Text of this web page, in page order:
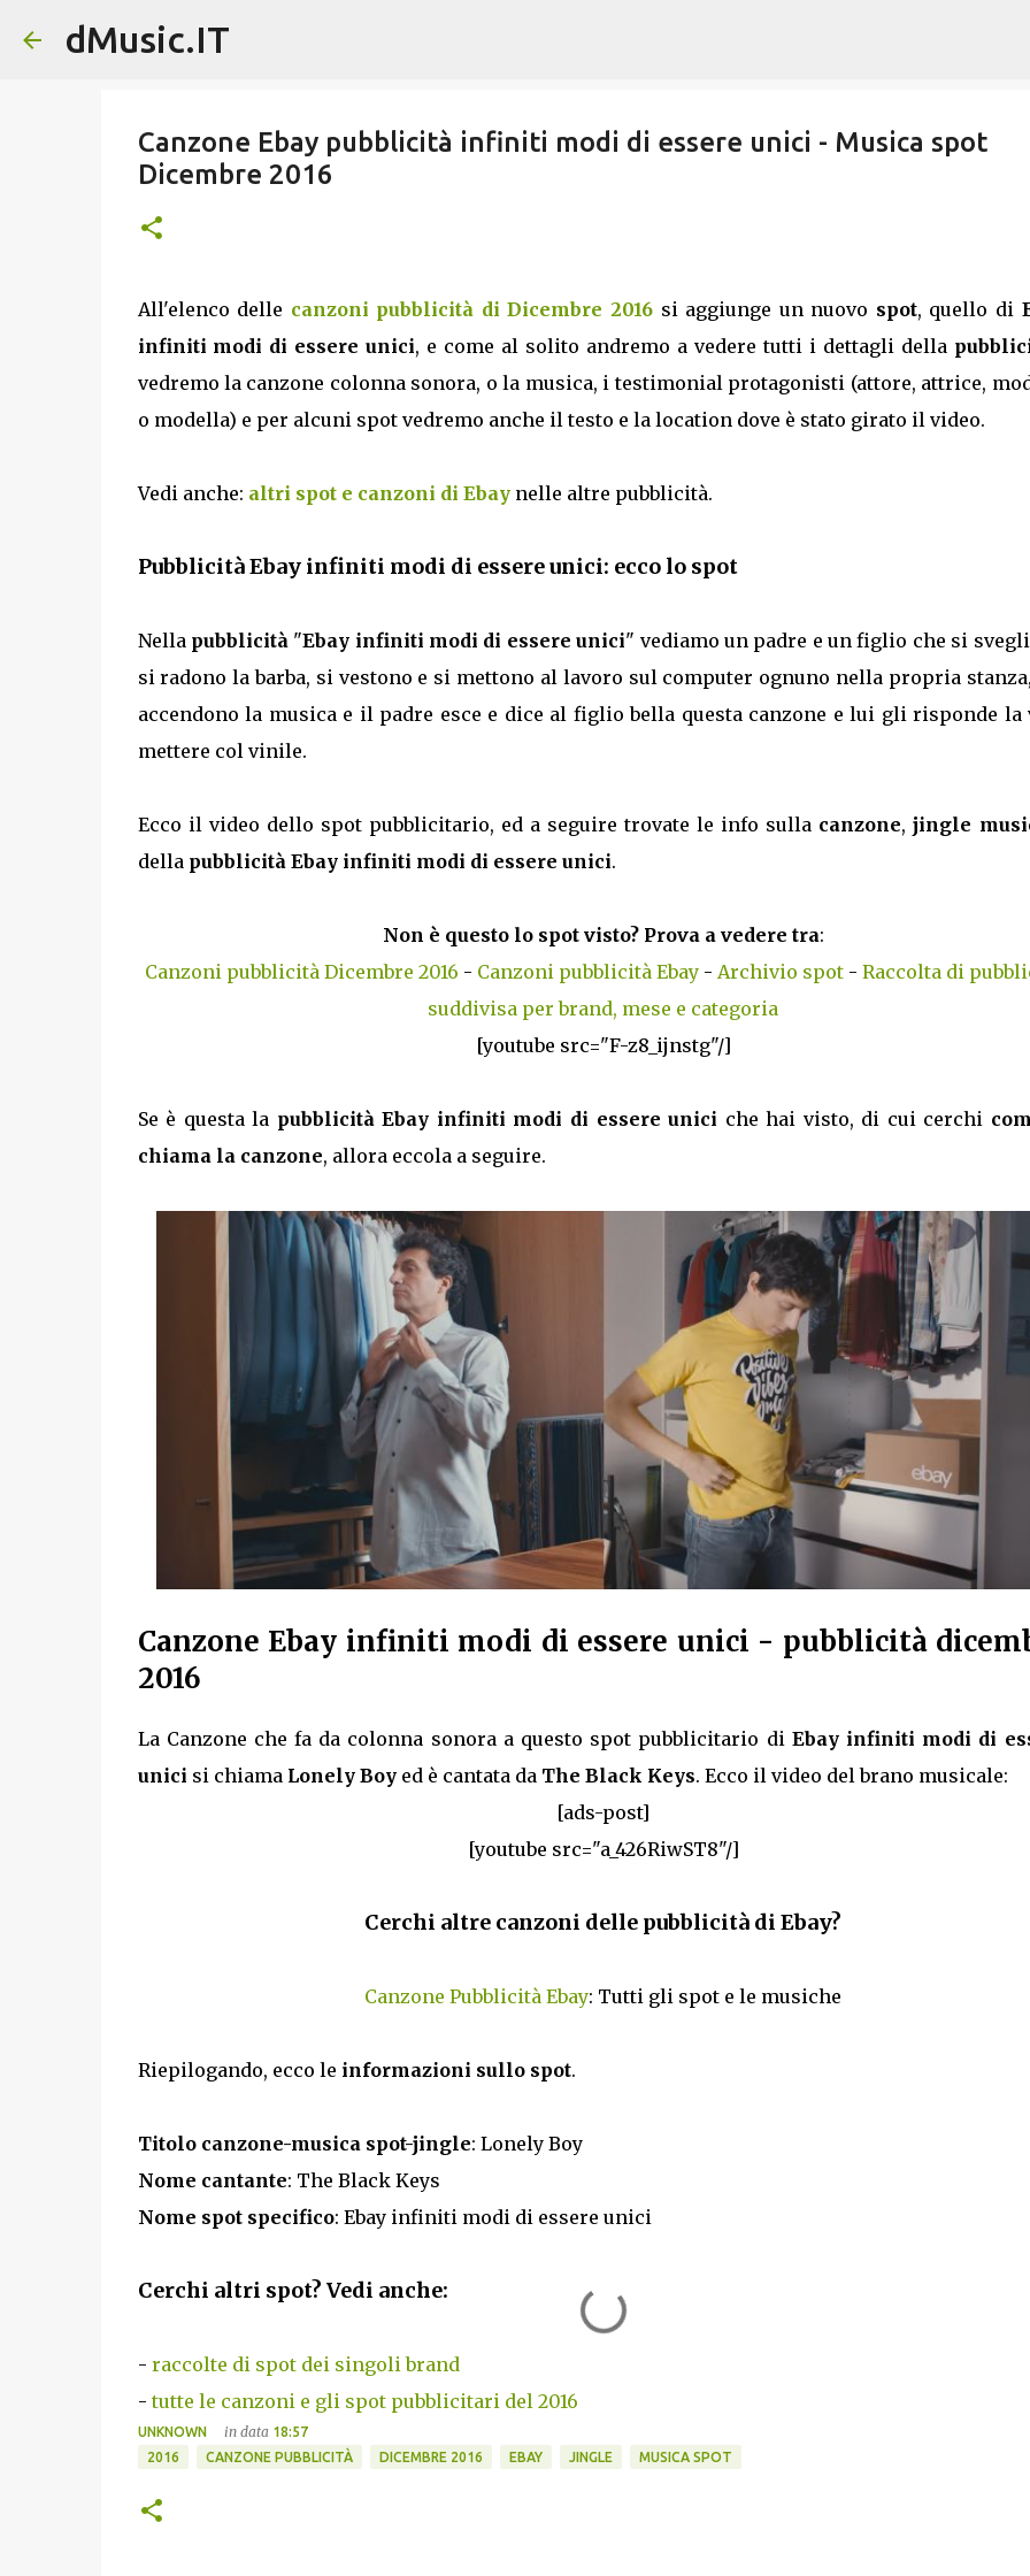
dMusic.IT
Canzone Ebay pubblicità infiniti modi di essere unici - Musica spot
Dicembre 2016
All'elenco delle canzoni pubblicità di Dicembre 2016si aggiunge un nuovo spot, quello di
infiniti modi di essere unici, e come al solito andremo a vedere tutti i dettagli della
vedremo la canzone colonna sonora, o la musica, i testimonial protagonisti (attore, attrice,
o modella) e per alcuni spot vedremo anche il testo e la location dove è stato girato il video.
Vedi anche: altri spot e canzoni di Ebaynelle altre pubblicità.
Pubblicità Ebay infiniti modi di essere unici: ecco lo spot
Nella pubblicità"Ebay infiniti modi di essere unici" vediamo un padre e un figlio che si
si radono la barba, si vestono e si mettono al lavoro sul computer ognuno nella propria
accendono la musica e il padre esce e dice al figlio bella questa canzone e lui gli risponde la
mettere col vinile.
Ecco il video dello spot pubblicitario, ed a seguire trovate le info sulla canzone,jingle
della pubblicità Ebay infiniti modi di essere unici.
Non è questo lo spot visto? Prova a vedere tra:
Canzoni pubblicità Dicembre 2016 - Canzoni pubblicità Ebay- Archivio spot- Raccolta di
suddivisa per brand, mese e categoria
[youtube src="F-z8_ijnstg"/]
Se è questa la pubblicità Ebay infiniti modi di essere unici che hai visto, di cui cerchi
chiama la canzone, allora eccola a seguire.
Canzone Ebay infiniti modi di essere unici - pubblicità
2016
La Canzone che fa da colonna sonora a questo spot pubblicitario di Ebay infiniti modi di
unici si chiama Lonely Boyed è cantata da The Black Keys. Ecco il video del brano musicale:
[ads-post]
[youtube src="a_426RiwST8"/]
Cerchi altre canzoni delle pubblicità di Ebay?
Canzone Pubblicità Ebay: Tutti gli spot e le musiche
Riepilogando, ecco le informazioni sullo spot.
Titolo canzone-musica spot-jingle: Lonely Boy
Nome cantante: The Black Keys
Nome spot specifico: Ebay infiniti modi di essere unici
Cerchi altri spot? Vedi anche:
- raccolte di spot dei singoli brand
-tutte le canzoni e gli spot pubblicitari del 2016
UNKNOWN in data 18:57
2016
CANZONE PUBBLICITÀ DICEMBRE 2016 EBAY JINGLE MUSICA SPOT